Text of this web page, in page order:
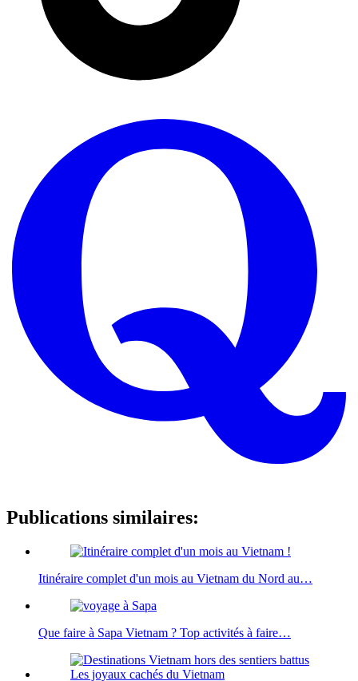
Publications similaires:
Itinéraire complet d'un mois au Vietnam du Nord au…
Que faire à Sapa Vietnam ? Top activités à faire…